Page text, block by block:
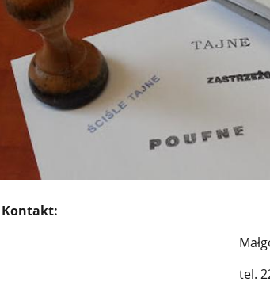
Kontakt:
tel.